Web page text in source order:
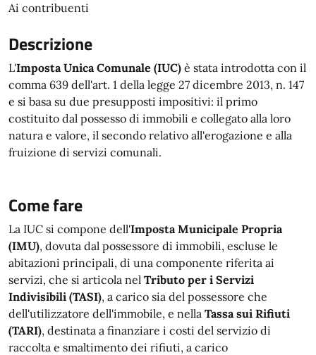
Ai contribuenti
Descrizione
L'Imposta Unica Comunale (IUC) è stata introdotta con il
comma 639 dell'art. 1 della legge 27 dicembre 2013, n. 147
e si basa su due presupposti impositivi: il primo
costituito dal possesso di immobili e collegato alla loro
natura e valore, il secondo relativo all'erogazione e alla
fruizione di servizi comunali.
Come fare
La IUC si compone dell'Imposta Municipale Propria
(IMU), dovuta dal possessore di immobili, escluse le
abitazioni principali, di una componente riferita ai
servizi, che si articola nel Tributo per i Servizi
Indivisibili (TASI), a carico sia del possessore che
dell'utilizzatore dell'immobile, e nella Tassa sui Rifiuti
(TARI), destinata a finanziare i costi del servizio di
raccolta e smaltimento dei rifiuti, a carico